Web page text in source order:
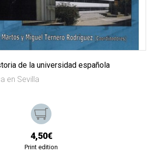
de la universidad española
en Sevilla
4,50€
Print edition